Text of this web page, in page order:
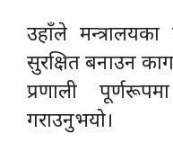
उहाँले मन्त्रालयका
सुरक्षित बनाउन
प्रणाली
गराउनुभयो।